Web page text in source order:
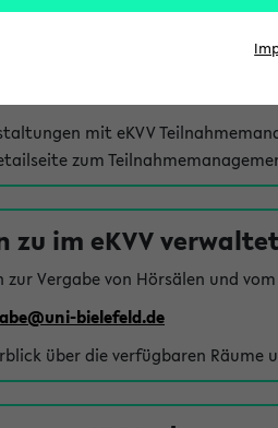
mit eKVV
zum
zu im eKVV
zur Vergabe von Hörsälen und
bielefeld.de
über die verfügbaren Räume